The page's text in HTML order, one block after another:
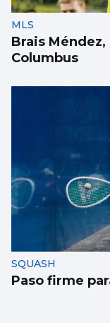
MLS
Brais
Columbus
SQUASH
Paso firme